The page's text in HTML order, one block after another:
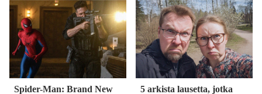
Spider-Man: Brand New
5 arkista lausetta, jotka